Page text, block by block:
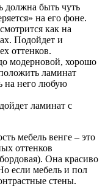
должна быть чуть
на его фоне.
как на
Подойдет и
оттенков.
модерновой, хорошо
ламинат
на него любую
ламинат с
мебель венге – это
оттенков
Она красиво
если мебель и пол
стены.